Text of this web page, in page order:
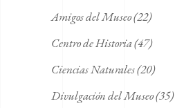
Amigos del Museo(22)
Centro de Historia(47)
Ciencias Naturales(20)
Divulgación del Museo(35)